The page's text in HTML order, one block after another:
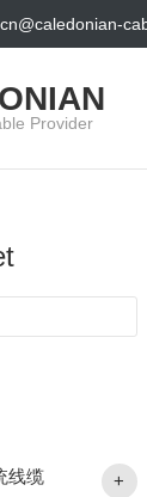
cn@caledonian-
Provider
线缆 +